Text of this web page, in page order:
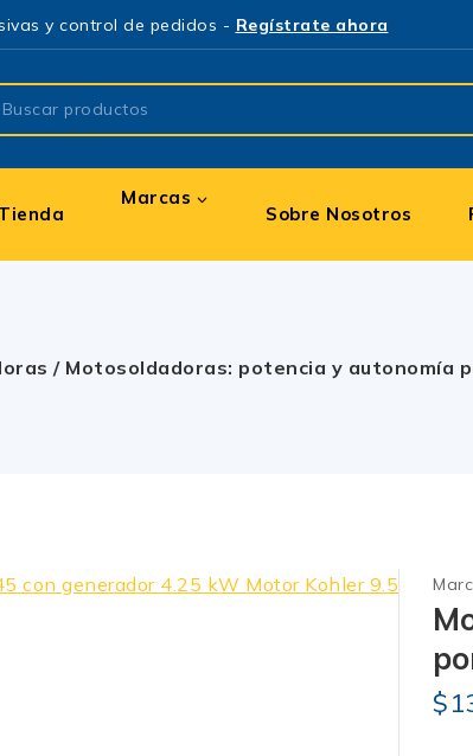
y control de pedidos - Regístrate ahora
Tienda
Marcas
Sobre Nosotros
/ Motosoldadoras: potencia y autonomía
$